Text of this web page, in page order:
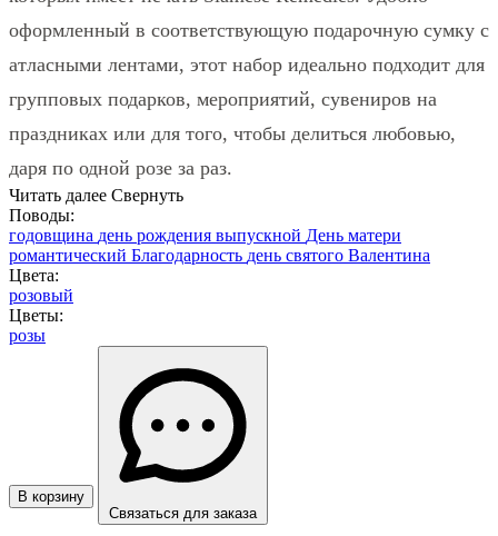
оформленный в соответствующую подарочную сумку с
атласными лентами, этот набор идеально подходит для
групповых подарков, мероприятий, сувениров на
праздниках или для того, чтобы делиться любовью,
даря по одной розе за раз.
Читать далее Свернуть
Поводы:
годовщина день рождения выпускной День матери
романтический Благодарность день святого Валентина
Цвета:
розовый
Цветы:
розы
В корзину
Связаться для заказа